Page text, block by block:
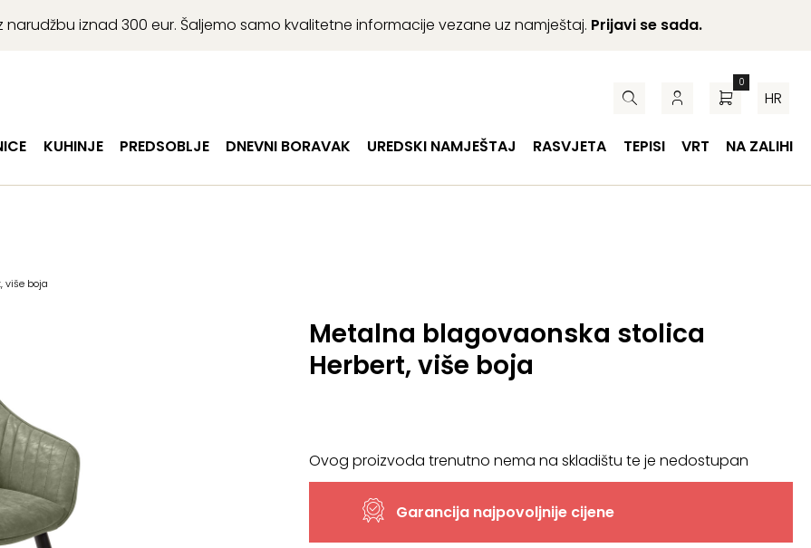
narudžbu iznad 300 eur. Šaljemo samo kvalitetne informacije vezane uz namještaj. Prijavi se sada.
0
HR
KUHINJE PREDSOBLJE DNEVNI BORAVAK UREDSKI NAMJEŠTAJ RASVJETA TEPISI VRT NA ZALIHI
više boja
Metalna blagovaonska stolica
Herbert, više boja
Ovog proizvoda trenutno nema na skladištu te je nedostupan
Garancija najpovoljnije cijene